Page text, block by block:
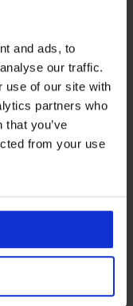
and ads, to
our traffic.
use of our site with
partners who
you’ve
from your use
in cotone MEN-A
codiceWELCOME20